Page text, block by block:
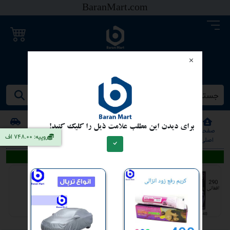
BaranMart.com
جستجو کنید/ همه چیز در باران مارت
صفحه
اصلی
خانه
خانه
خانه
گروی
موتر
موترسایکل
فروشی
سایر
روپیه: 748.00 اف
کاندوم خاردار
برای دیدن این مطلب علامت ذیل را کلیک کنید!